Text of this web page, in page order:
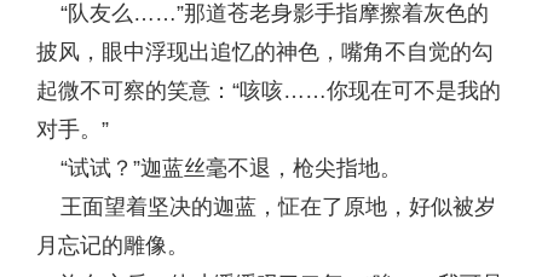
“队友么……”那道苍老身影手指摩擦着灰色的
披风，眼中浮现出追忆的神色，嘴角不自觉的勾
起微不可察的笑意：“咳咳……你现在可不是我的
对手。”
“试试？”迦蓝丝毫不退，枪尖指地。
王面望着坚决的迦蓝，怔在了原地，好似被岁
月忘记的雕像。